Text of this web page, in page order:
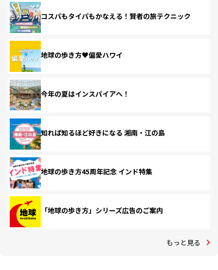
コスパもタイパもかなえる！賢者の旅テクニック
地球の歩き方♥偏愛ハワイ
今年の夏はインスパイアへ！
知れば知るほど好きになる 湘南・江の島
地球の歩き方45周年記念 インド特集
「地球の歩き方」シリーズ広告のご案内
もっと見る